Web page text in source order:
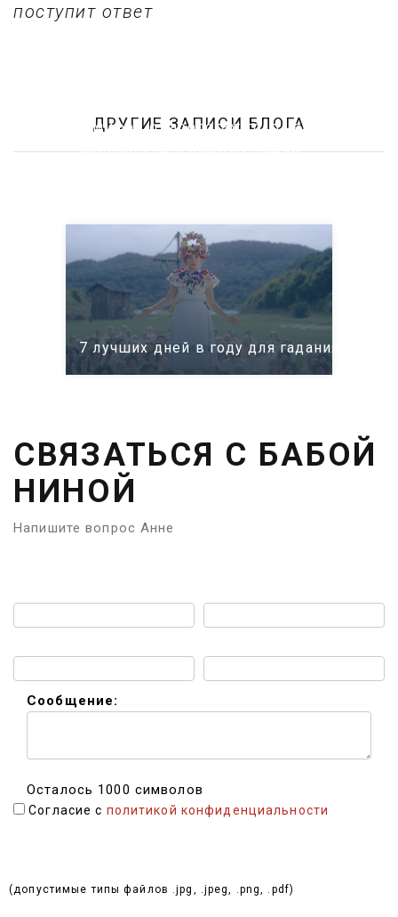
поступит ответ
ДРУГИЕ ЗАПИСИ БЛОГА
5 мифов о тарологах: то, о чем
должен знать каждый перед
7 лучших дней в году для гадания:
СВЯЗАТЬСЯ С БАБОЙ
НИНОЙ
Напишите вопрос Анне
Сообщение:
Осталось 1000 символов
Согласие с политикой конфиденциальности
(допустимые типы файлов .jpg, .jpeg, .png, .pdf)